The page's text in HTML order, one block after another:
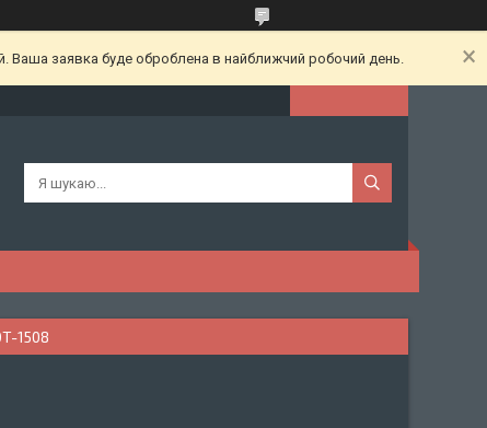
Ваша заявка буде оброблена в найближчий робочий день.
1508